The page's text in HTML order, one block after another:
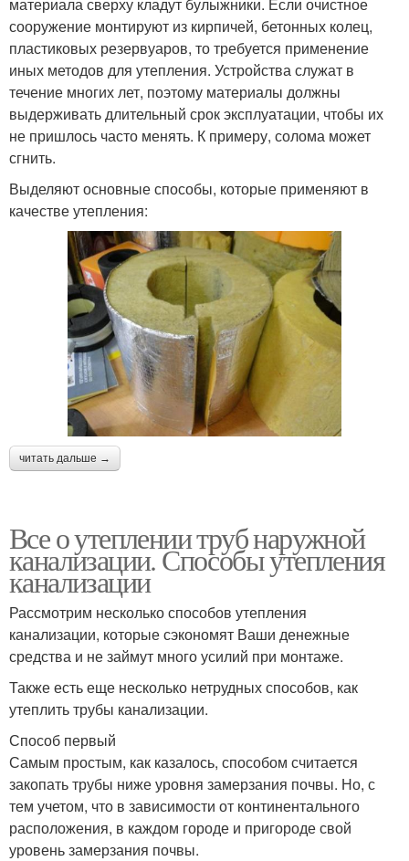
сооружение монтируют из кирпичей, бетонных колец,
пластиковых резервуаров, то требуется применение
иных методов для утепления. Устройства служат в
течение многих лет, поэтому материалы должны
выдерживать длительный срок эксплуатации, чтобы их
не пришлось часто менять. К примеру, солома может
сгнить.
Выделяют основные способы, которые применяют в
качестве утепления:
читать дальше →
Все о утеплении труб наружной
канализации. Способы утепления
канализации
Рассмотрим несколько способов утепления
канализации, которые сэкономят Ваши денежные
средства и не займут много усилий при монтаже.
Также есть еще несколько нетрудных способов, как
утеплить трубы канализации.
Способ первый
Самым простым, как казалось, способом считается
закопать трубы ниже уровня замерзания почвы. Но, с
тем учетом, что в зависимости от континентального
расположения, в каждом городе и пригороде свой
уровень замерзания почвы.